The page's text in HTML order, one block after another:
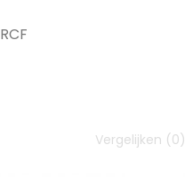
RCF
Vergelijken (0)